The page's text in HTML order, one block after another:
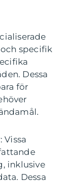
specifik
Dessa
för
Vissa
inklusive
Dessa